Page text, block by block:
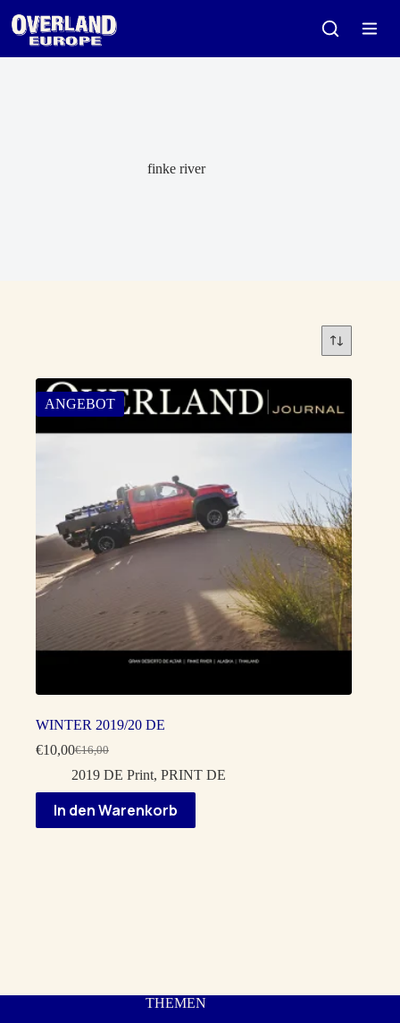
finke river
ANGEBOT
WINTER 2019/20 DE
€16,00
Ursprünglicher
Preis
war:
€16,00
€10,00Aktueller
Preis
ist:
€10,00.
2019 DE Print, PRINT DE
In den Warenkorb
THEMEN